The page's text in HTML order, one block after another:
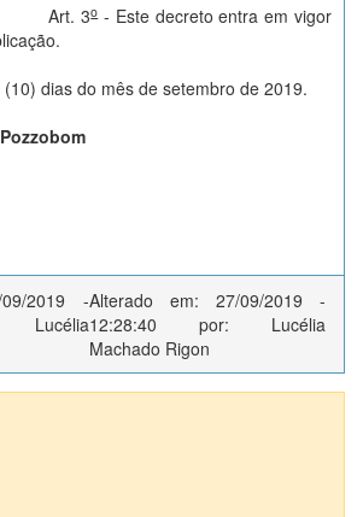
3o- Este decreto entra em vigor
dias do mês de setembro de 2019.
2019 -
Lucélia
Alterado em: 27/09/2019 -
12:28:40 por: Lucélia
Machado Rigon